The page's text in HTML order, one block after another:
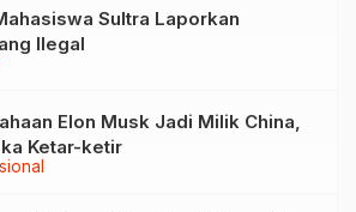
Sultra Laporkan
Ilegal
Elon Musk Jadi Milik China,
Ketar-ketir